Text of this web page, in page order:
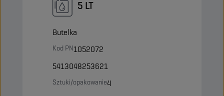
5 LT
Butelka
Kod PN1052072
5413048253621
Sztuki/opakowanie4